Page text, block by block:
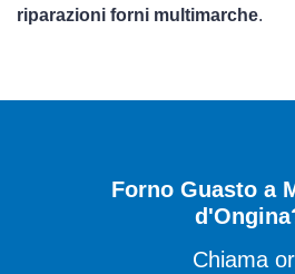
riparazioni forni multimarche.
Forno Guasto a
Chiama